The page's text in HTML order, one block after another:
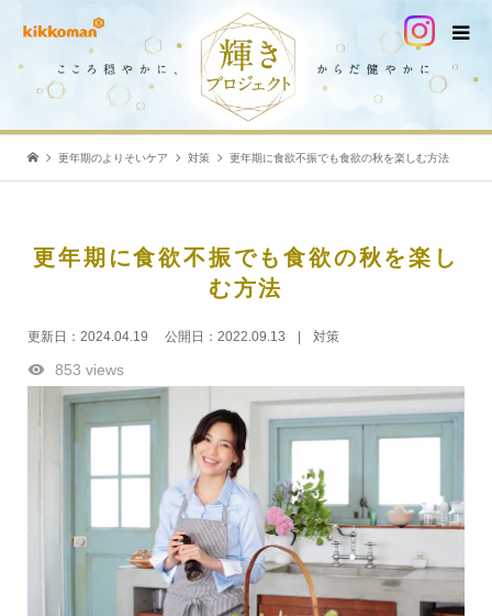
更年期のよりそいケア 対策 更年期に食欲不振でも食欲の秋を楽しむ方法
更年期に食欲不振でも食欲の秋を楽し
む方法
更新日： 2024.04.19 公開日： 2022.09.13 対策
853 views